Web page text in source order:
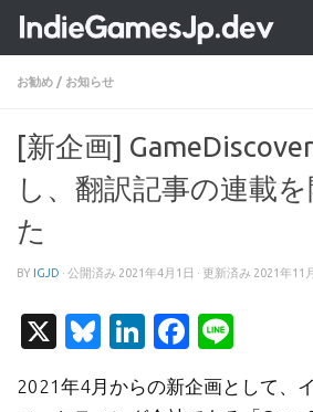
コンテンツへスキップ
お勧め / お知らせ
[新企画]
し、翻訳記事の連載
た
BY IGJD · 公開済み 2021年4月1日 · 更新済み 2021年11
X Bluesky
LinkedIn
2021年4月からの新企画として、